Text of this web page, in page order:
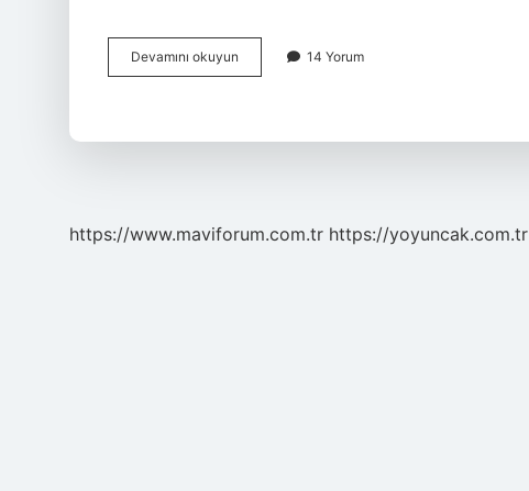
Devamını okuyun
Hangi
14 Yorum
https://www.maviforum.com.tr https://yoyuncak.com.tr